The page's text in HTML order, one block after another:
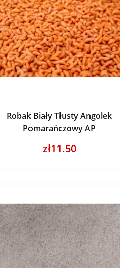
Robak Biały Tłusty Angolek
Pomarańczowy AP
zł11.50